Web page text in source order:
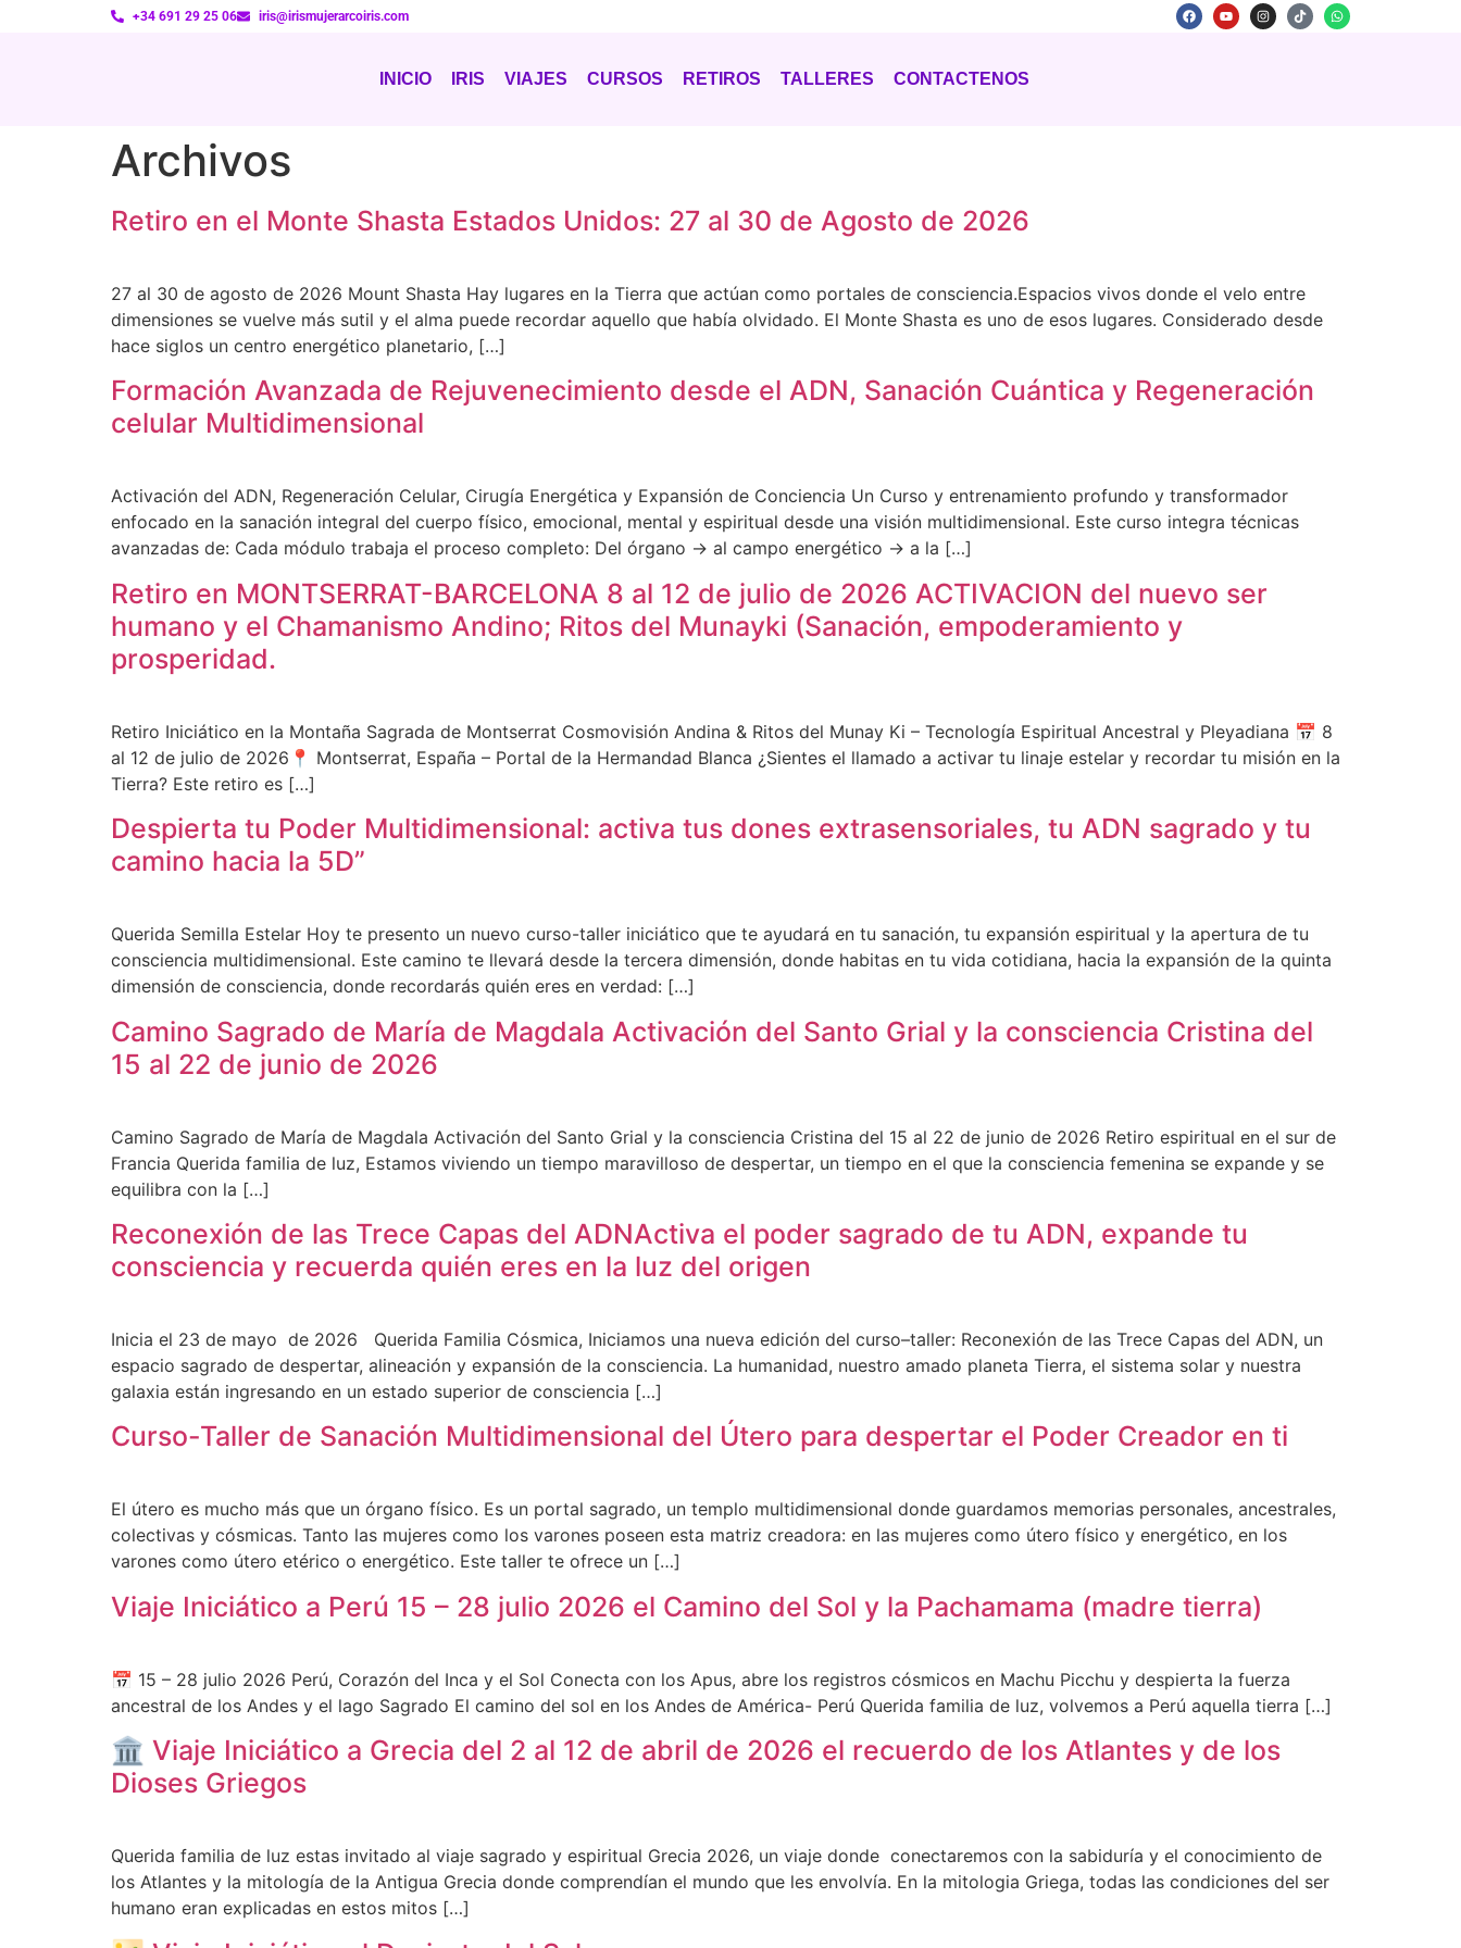
+34 691 29 25 06 iris@irismujerarcoiris.com
INICIO IRIS VIAJES CURSOS RETIROS TALLERES CONTACTENOS
Archivos
Retiro en el Monte Shasta Estados Unidos: 27 al 30 de Agosto de 2026
27 al 30 de agosto de 2026 Mount Shasta Hay lugares en la Tierra que actúan como portales de consciencia.Espacios vivos donde el velo entre
dimensiones se vuelve más sutil y el alma puede recordar aquello que había olvidado. El Monte Shasta es uno de esos lugares. Considerado desde
hace siglos un centro energético planetario, […]
Formación Avanzada de Rejuvenecimiento desde el ADN, Sanación Cuántica y Regeneración
celular Multidimensional
Activación del ADN, Regeneración Celular, Cirugía Energética y Expansión de Conciencia Un Curso y entrenamiento profundo y transformador
enfocado en la sanación integral del cuerpo físico, emocional, mental y espiritual desde una visión multidimensional. Este curso integra técnicas
avanzadas de: Cada módulo trabaja el proceso completo: Del órgano → al campo energético → a la […]
Retiro en MONTSERRAT-BARCELONA 8 al 12 de julio de 2026 ACTIVACION del nuevo ser
humano y el Chamanismo Andino; Ritos del Munayki (Sanación, empoderamiento y
prosperidad.
Retiro Iniciático en la Montaña Sagrada de Montserrat Cosmovisión Andina & Ritos del Munay Ki – Tecnología Espiritual Ancestral y Pleyadiana 📅 8
al 12 de julio de 2026📍 Montserrat, España – Portal de la Hermandad Blanca ¿Sientes el llamado a activar tu linaje estelar y recordar tu misión en la
Tierra? Este retiro es […]
Despierta tu Poder Multidimensional: activa tus dones extrasensoriales, tu ADN sagrado y tu
camino hacia la 5D”
Querida Semilla Estelar Hoy te presento un nuevo curso-taller iniciático que te ayudará en tu sanación, tu expansión espiritual y la apertura de tu
consciencia multidimensional. Este camino te llevará desde la tercera dimensión, donde habitas en tu vida cotidiana, hacia la expansión de la quinta
dimensión de consciencia, donde recordarás quién eres en verdad: […]
Camino Sagrado de María de Magdala Activación del Santo Grial y la consciencia Cristina del
15 al 22 de junio de 2026
Camino Sagrado de María de Magdala Activación del Santo Grial y la consciencia Cristina del 15 al 22 de junio de 2026 Retiro espiritual en el sur de
Francia Querida familia de luz, Estamos viviendo un tiempo maravilloso de despertar, un tiempo en el que la consciencia femenina se expande y se
equilibra con la […]
Reconexión de las Trece Capas del ADNActiva el poder sagrado de tu ADN, expande tu
consciencia y recuerda quién eres en la luz del origen
Inicia el 23 de mayo de 2026 Querida Familia Cósmica, Iniciamos una nueva edición del curso–taller: Reconexión de las Trece Capas del ADN, un
espacio sagrado de despertar, alineación y expansión de la consciencia. La humanidad, nuestro amado planeta Tierra, el sistema solar y nuestra
galaxia están ingresando en un estado superior de consciencia […]
Curso-Taller de Sanación Multidimensional del Útero para despertar el Poder Creador en ti
El útero es mucho más que un órgano físico. Es un portal sagrado, un templo multidimensional donde guardamos memorias personales, ancestrales,
colectivas y cósmicas. Tanto las mujeres como los varones poseen esta matriz creadora: en las mujeres como útero físico y energético, en los
varones como útero etérico o energético. Este taller te ofrece un […]
Viaje Iniciático a Perú 15 – 28 julio 2026 el Camino del Sol y la Pachamama (madre tierra)
📅 15 – 28 julio 2026 Perú, Corazón del Inca y el Sol Conecta con los Apus, abre los registros cósmicos en Machu Picchu y despierta la fuerza
ancestral de los Andes y el lago Sagrado El camino del sol en los Andes de América- Perú Querida familia de luz, volvemos a Perú aquella tierra […]
🏛️ Viaje Iniciático a Grecia del 2 al 12 de abril de 2026 el recuerdo de los Atlantes y de los
Dioses Griegos
Querida familia de luz estas invitado al viaje sagrado y espiritual Grecia 2026, un viaje donde conectaremos con la sabiduría y el conocimiento de
los Atlantes y la mitología de la Antigua Grecia donde comprendían el mundo que les envolvía. En la mitologia Griega, todas las condiciones del ser
humano eran explicadas en estos mitos […]